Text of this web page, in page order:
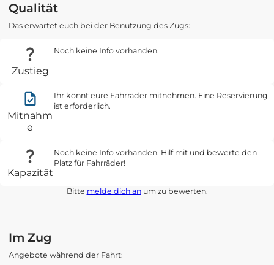
Qualität
Das erwartet euch bei der Benutzung des Zugs:
Zustieg
Noch keine Info vorhanden.
Mitnahm
e
Ihr könnt eure Fahrräder mitnehmen. Eine Reservierung
ist erforderlich.
Kapazität
Noch keine Info vorhanden. Hilf mit und bewerte den
Platz für Fahrräder!
Bitte melde dich anum zu bewerten.
Im Zug
Angebote während der Fahrt: